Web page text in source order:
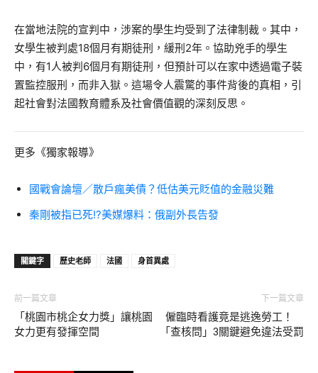
在當地法院的宣判中，涉案的學生均受到了法律制裁。其中，
女學生被判處18個月有期徒刑，緩刑2年。協助兇手的學生
中，有1人被判6個月有期徒刑，但預計可以在家中透過電子裝
置監控服刑，而非入獄。這場令人震驚的事件背後的真相，引
起社會對法國教育體系及社會價值觀的深刻反思。
更多《獨家報導》
國戰會論壇／散戶瘋美債？低估美元貶值的金融災難
秦剛被指已死!?美媒爆料：俄副外長告發
關鍵字 歷史老師 法國 身首異處
前一篇文章
「桃園市桃企女力獎」讓桃園
女力更有發揮空間
下一篇文章
僱臨時看護竟是逃逸勞工！
「查核問」3關鍵避免違法受罰